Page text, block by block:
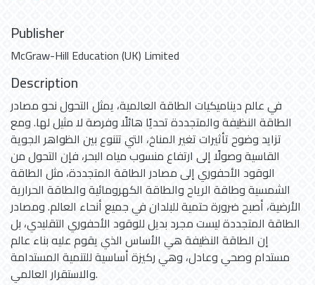
Publisher
McGraw-Hill Education (UK) Limited
Description
في عالم ديناميكيات الطاقة العالمية، يمثل التحول نحو مصادر
الطاقة النظيفة والمتجددة تحديًا هائلًا وفرصة لا مثيل لها. ومع
تزايد وضوح تأثيرات تغير المناخ، التي تتنوع بين الظواهر الجوية
القاسية وصولًا إلى ارتفاع منسوب مياه البحر، فإن التحول من
الوقود الأحفوري إلى مصادر الطاقة المتجددة، مثل الطاقة
الشمسية وطاقة الرياح والطاقة الكهرومائية والطاقة الحرارية
الأرضية، أصبح ضرورة حتمية للبلدان في جميع أنحاء العالم. ومصادر
الطاقة المتجددة ليست مجرد بديل للوقود الأحفوري التقليدي، بل
إن الطاقة النظيفة هي الأساس الذي يقوم عليه بناء عالم
مستدام وصحي وعادل، وهي ركيزة أساسية للتنمية المستدامة
والاستقرار العالمي.